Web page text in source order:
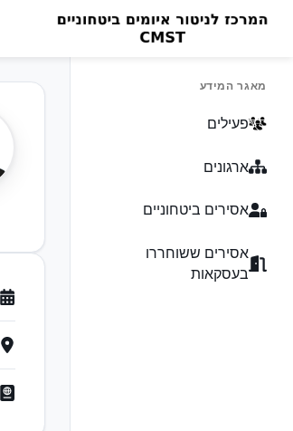
מאגר המידע
פעילים
ארגונים
אסירים ביטחוניים
אסירים ששוחררו
בעסקאות